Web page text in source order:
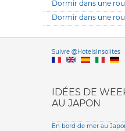
Dormir dans une
Dormir dans une
Suivre @HotelsInsolites
IDÉES DE
AU JAPON
En bord de mer au